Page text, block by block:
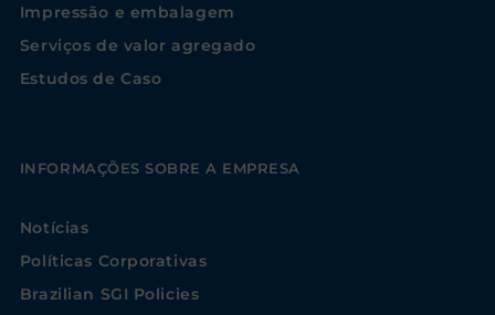
Impressão e embalagem
Serviços de valor agregado
Estudos de Caso
INFORMAÇÕES SOBRE A EMPRESA
Notícias
Políticas Corporativas
Brazilian SGI Policies